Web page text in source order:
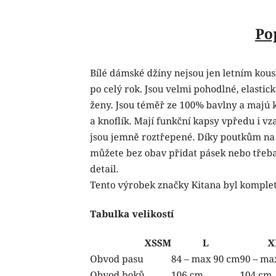
Bílé dámské džíny nejsou jen letním
po celý rok. Jsou velmi pohodlné,
ženy. Jsou téměř ze 100% bavlny a
a knoflík. Mají funkční kapsy vpředu i
jsou jemně roztřepené. Díky poutkům
můžete bez obav přidat pásek nebo
detail.
Tento výrobek značky Kitana byl
Tabulka velikostí
XSSM L
Obvod pasu
84 – max 90 cm90 –